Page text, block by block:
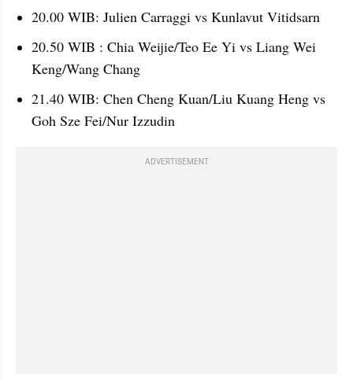
20.00 WIB: Julien Carraggi vs Kunlavut Vitidsarn
20.50 WIB : Chia Weijie/Teo Ee Yi vs Liang Wei
Keng/Wang Chang
21.40 WIB: Chen Cheng Kuan/Liu Kuang Heng vs
Goh Sze Fei/Nur Izzudin
ADVERTISEMENT